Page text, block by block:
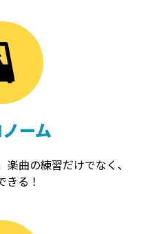
ーム
曲の練習だけでなく、
きる！